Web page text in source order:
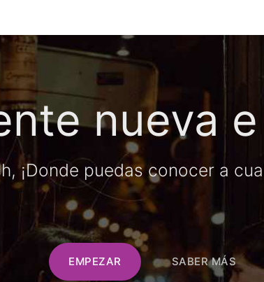
nueva
¡Donde puedas conocer a
EMPEZAR SABER MÁS